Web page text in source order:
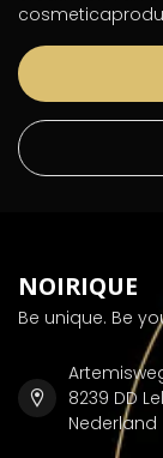
NOIRIQUE
Be unique. Be
8239 DD
Nederland